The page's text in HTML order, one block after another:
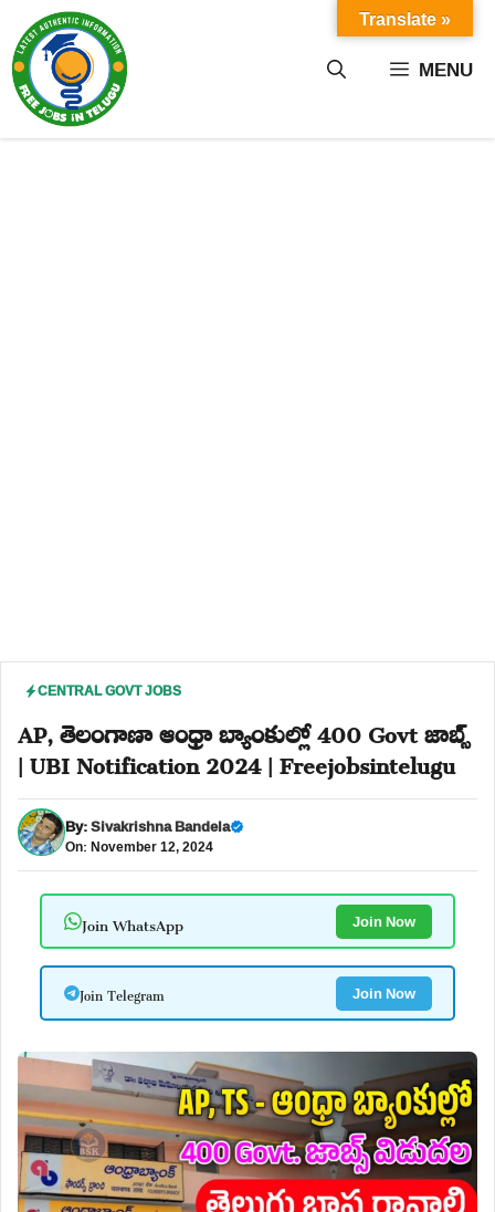
content MENU
CENTRAL GOVT JOBS
AP, తెలంగాణా ఆంధ్రా బ్యాంకుల్లో 400 Govt జాబ్స్
| UBI Notification 2024 | Freejobsintelugu
By:Sivakrishna Bandela
On: November 12, 2024
Join WhatsApp Join Now
Join Telegram Join Now
Translate »